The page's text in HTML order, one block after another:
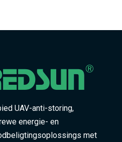
UAV-anti-storing,
energie- en
met